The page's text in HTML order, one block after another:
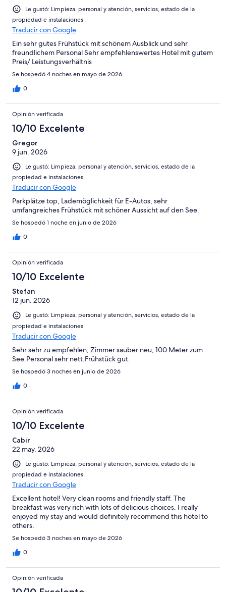
Le gustó: Limpieza, personal y atención, servicios, estado de la
propiedad e instalaciones
Traducir con Google
Ein sehr gutes Frühstück mit schönem Ausblick und sehr
freundlichem Personal Sehr empfehlenswertes Hotel mit gutem
Preis/ Leistungsverhältnis
Se hospedó 4 noches en mayo de 2026
0
Opinión verificada
10/10 Excelente
Gregor
9 jun. 2026
Le gustó: Limpieza, personal y atención, servicios, estado de la
propiedad e instalaciones
Traducir con Google
Parkplätze top, Lademöglichkeit für E-Autos, sehr
umfangreiches Frühstück mit schöner Aussicht auf den See.
Se hospedó 1 noche en junio de 2026
0
Opinión verificada
10/10 Excelente
Stefan
12 jun. 2026
Le gustó: Limpieza, personal y atención, servicios, estado de la
propiedad e instalaciones
Traducir con Google
Sehr sehr zu empfehlen, Zimmer sauber neu, 100 Meter zum
See.Personal sehr nett.Frühstück gut.
Se hospedó 3 noches en junio de 2026
0
Opinión verificada
10/10 Excelente
Cabir
22 may. 2026
Le gustó: Limpieza, personal y atención, servicios, estado de la
propiedad e instalaciones
Traducir con Google
Excellent hotel! Very clean rooms and friendly staff. The
breakfast was very rich with lots of delicious choices. I really
enjoyed my stay and would definitely recommend this hotel to
others.
Se hospedó 3 noches en mayo de 2026
0
Opinión verificada